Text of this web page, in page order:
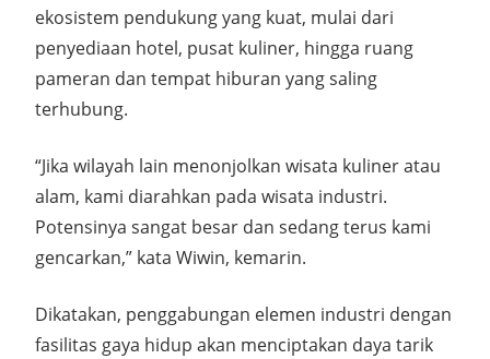
ekosistem pendukung yang kuat, mulai dari
penyediaan hotel, pusat kuliner, hingga ruang
pameran dan tempat hiburan yang saling
terhubung.
“Jika wilayah lain menonjolkan wisata kuliner atau
alam, kami diarahkan pada wisata industri.
Potensinya sangat besar dan sedang terus kami
gencarkan,” kata Wiwin, kemarin.
Dikatakan, penggabungan elemen industri dengan
fasilitas gaya hidup akan menciptakan daya tarik